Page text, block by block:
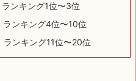
ンキング1位〜3位
ンキング4位〜10位
ンキング11位〜20位